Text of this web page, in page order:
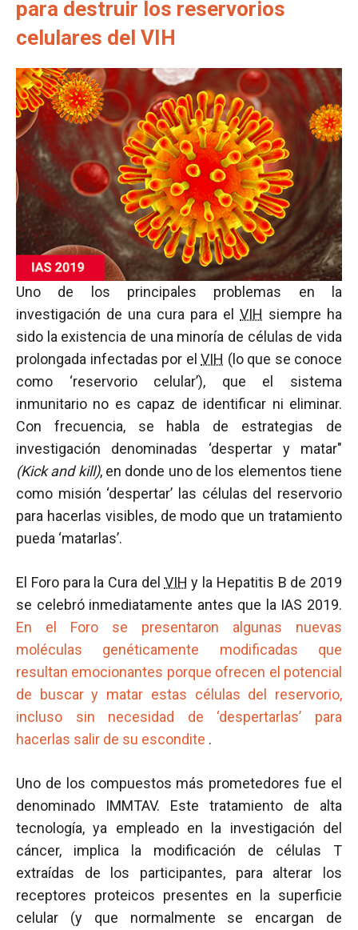
para destruir los reservorios
celulares del VIH
Uno de los principales problemas en la
investigación de una cura para el VIH siempre ha
sido la existencia de una minoría de células de vida
prolongada infectadas por el VIH (lo que se conoce
como ‘reservorio celular’), que el sistema
inmunitario no es capaz de identificar ni eliminar.
Con frecuencia, se habla de estrategias de
investigación denominadas ‘despertar y matar"
(Kick and kill), en donde uno de los elementos tiene
como misión ‘despertar’ las células del reservorio
para hacerlas visibles, de modo que un tratamiento
pueda ‘matarlas’.
El Foro para la Cura del VIH y la Hepatitis B de 2019
se celebró inmediatamente antes que la IAS 2019.
En el Foro se presentaron algunas nuevas
moléculas genéticamente modificadas que
resultan emocionantes porque ofrecen el potencial
de buscar y matar estas células del reservorio,
incluso sin necesidad de ‘despertarlas’ para
hacerlas salir de su escondite .
Uno de los compuestos más prometedores fue el
denominado IMMTAV. Este tratamiento de alta
tecnología, ya empleado en la investigación del
cáncer, implica la modificación de células T
extraídas de los participantes, para alterar los
receptores proteicos presentes en la superficie
celular (y que normalmente se encargan de